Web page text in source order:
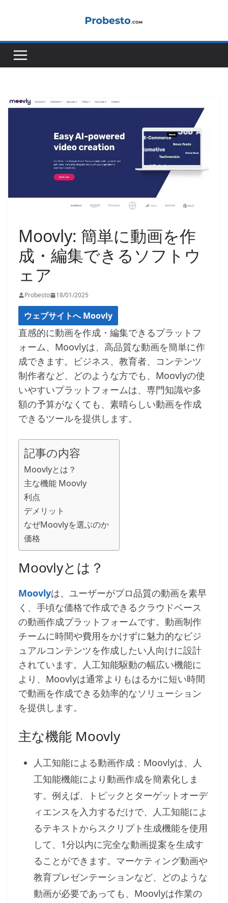
Moovly: 簡単に動画を作
成・編集できるソフトウ
ェア
Probesto 18/01/2025
ウェブサイトへ Moovly
直感的に動画を作成・編集できるプラットフ
ォーム、Moovlyは、高品質な動画を簡単に作
成できます。ビジネス、教育者、コンテンツ
制作者など、どのような方でも、Moovlyの使
いやすいプラットフォームは、専門知識や多
額の予算がなくても、素晴らしい動画を作成
できるツールを提供します。
記事の内容
Moovlyとは？
主な機能 Moovly
利点
デメリット
なぜMoovlyを選ぶのか
価格
Moovlyとは？
Moovlyは、ユーザーがプロ品質の動画を素早
く、手頃な価格で作成できるクラウドベース
の動画作成プラットフォームです。動画制作
チームに時間や費用をかけずに魅力的なビジ
ュアルコンテンツを作成したい人向けに設計
されています。人工知能駆動の幅広い機能に
より、Moovlyは通常よりもはるかに短い時間
で動画を作成できる効率的なソリューション
を提供します。
主な機能 Moovly
人工知能による動画作成：Moovlyは、人
工知能機能により動画作成を簡素化しま
す。例えば、トピックとターゲットオーデ
ィエンスを入力するだけで、人工知能によ
るテキストからスクリプト生成機能を使用
して、1分以内に完全な動画提案を生成す
ることができます。マーケティング動画や
教育プレゼンテーションなど、どのような
動画が必要であっても、Moovlyは作業の